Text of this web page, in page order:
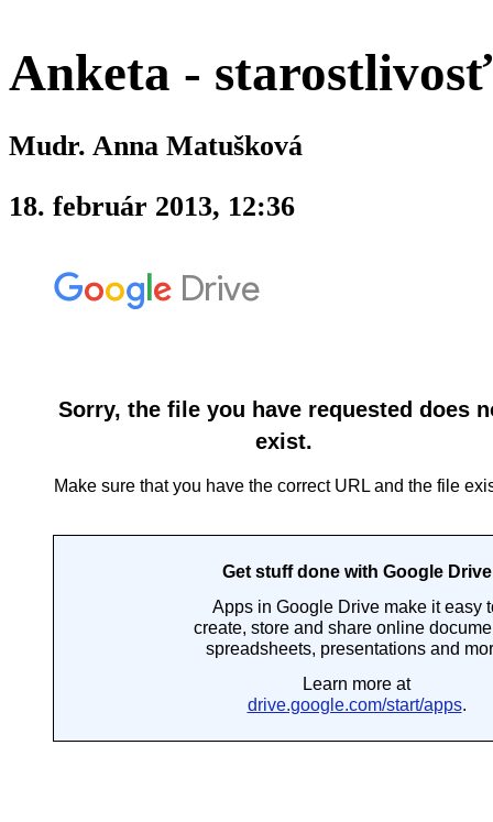
Anketa -
Mudr. Anna Matušková
18. február 2013, 12:36